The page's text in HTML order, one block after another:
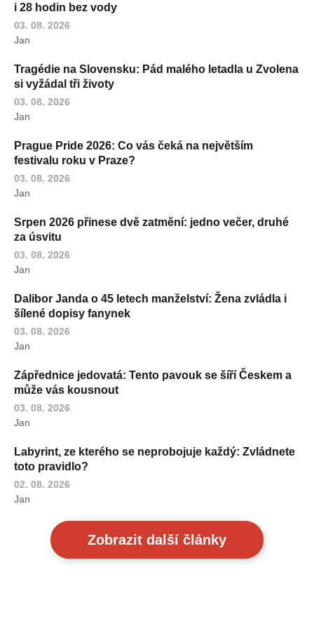
i 28 hodin bez vody
03. 08. 2026
Jan
Tragédie na Slovensku: Pád malého letadla u Zvolena
si vyžádal tři životy
03. 08. 2026
Jan
Prague Pride 2026: Co vás čeká na největším
festivalu roku v Praze?
03. 08. 2026
Jan
Srpen 2026 přinese dvě zatmění: jedno večer, druhé
za úsvitu
03. 08. 2026
Jan
Dalibor Janda o 45 letech manželství: Žena zvládla i
šílené dopisy fanynek
03. 08. 2026
Jan
Zápřednice jedovatá: Tento pavouk se šíří Českem a
může vás kousnout
03. 08. 2026
Jan
Labyrint, ze kterého se neprobojuje každý: Zvládnete
toto pravidlo?
02. 08. 2026
Jan
Zobrazit další články